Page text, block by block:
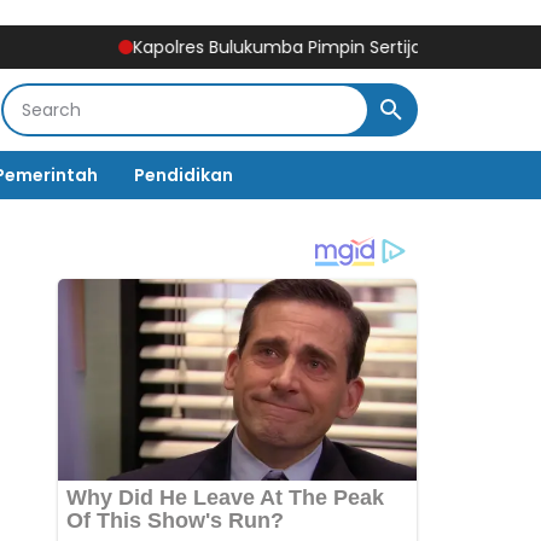
Kapolres Bulukumba Pimpin Sertijab Kabag, Kasat,
Pendidikan